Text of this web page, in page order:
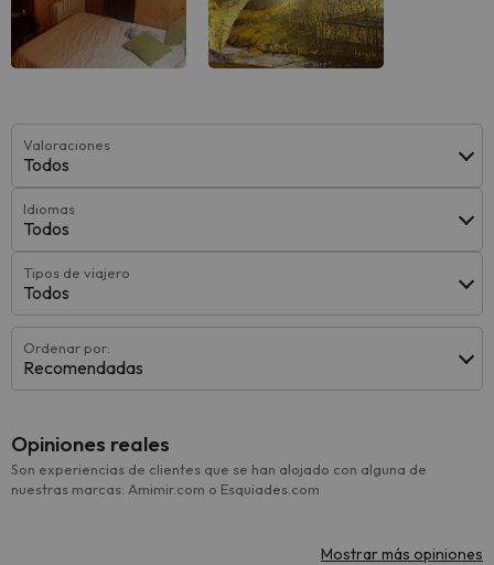
Valoraciones
Todos
Idiomas
Todos
Tipos de viajero
Todos
Ordenar por:
Recomendadas
Opiniones reales
Son experiencias de clientes que se han alojado con alguna de
nuestras marcas: Amimir.com o Esquiades.com
Mostrar más opiniones